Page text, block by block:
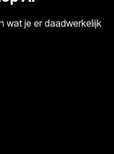
wat je er daadwerkelijk